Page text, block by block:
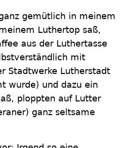
gemütlich in meinem
Luthertop saß,
aus der Luthertasse
mit
Stadtwerke Lutherstadt
wurde) und dazu ein
aß, ploppten auf Lutter
ganz seltsame